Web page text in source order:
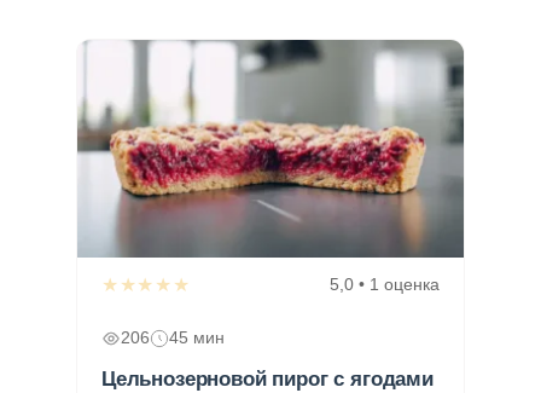
★★★★★ 5,0 • 1 оценка
206 45 мин
Цельнозерновой пирог с ягодами